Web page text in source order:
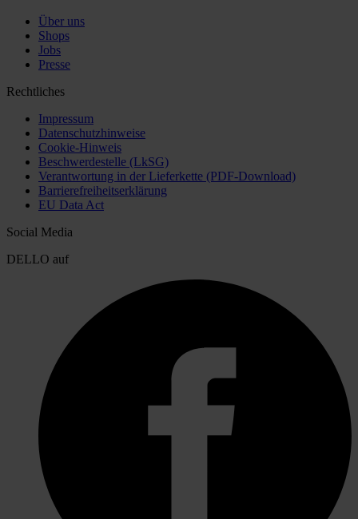
Über uns
Shops
Jobs
Presse
Rechtliches
Impressum
Datenschutzhinweise
Cookie-Hinweis
Beschwerdestelle (LkSG)
Verantwortung in der Lieferkette (PDF-Download)
Barrierefreiheitserklärung
EU Data Act
Social Media
DELLO auf